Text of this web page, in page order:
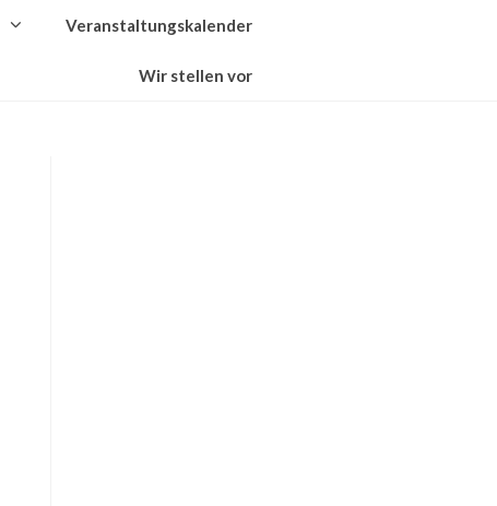
Veranstaltungskalender
Wir stellen vor